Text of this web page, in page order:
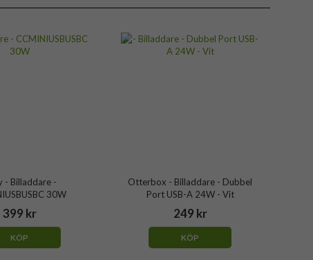
- Billaddare -
30W
399 kr
KÖP
Otterbox - Billaddare - Dubbel
Port USB-A 24W - Vit
249 kr
KÖP